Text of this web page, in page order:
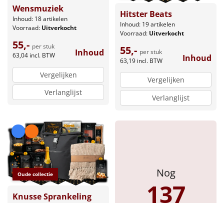
Noodradio NIEUW
Deken (fleece plaid)
Alle artikelen
Overige
Personeel
Doe het zelf
Sinterklaaspakketten
Wensmuziek
Inhoud: 18 artikelen
Voorraad: Uitverkocht
55,- per stuk
63,04 incl. BTW Inhoud
Vergelijken
Verlanglijst
Hitster Beats
Inhoud: 19 artikelen
Voorraad: Uitverkocht
55,- per stuk
63,19 incl. BTW Inhoud
Vergelijken
Verlanglijst
Oude collectie
Knusse Sprankeling
Nog
137